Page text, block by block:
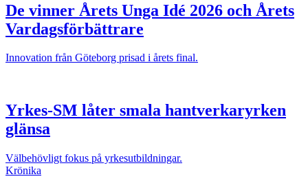
De vinner Årets Unga Idé 2026 och Årets
Vardagsförbättrare
Innovation från Göteborg prisad i årets final.
Yrkes-SM låter smala hantverkaryrken
glänsa
Välbehövligt fokus på yrkesutbildningar.
Krönika